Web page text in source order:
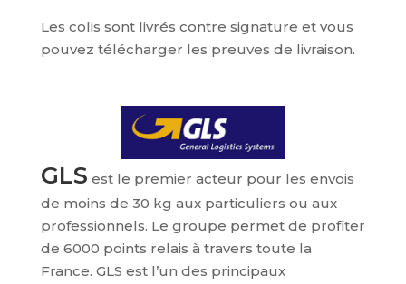
Les colis sont livrés contre signature et vous
pouvez télécharger les preuves de livraison.
GLS est le premier acteur pour les envois
de moins de 30 kg aux particuliers ou aux
professionnels. Le groupe permet de profiter
de 6000 points relais à travers toute la
France. GLS est l’un des principaux